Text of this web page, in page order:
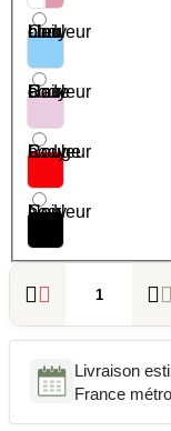
Couleur body - bleu clair
Couleur body - Rose clair
Couleur body - Rouge
Couleur body - Noir
 
Livraison
France